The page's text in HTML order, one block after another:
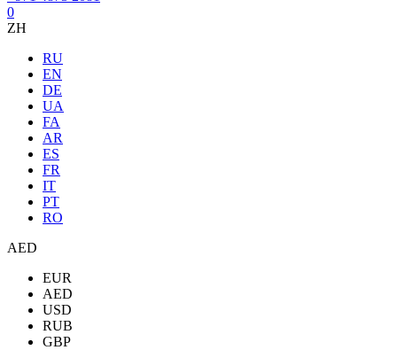
0
ZH
RU
EN
DE
UA
FA
AR
ES
FR
IT
PT
RO
AED
EUR
AED
USD
RUB
GBP